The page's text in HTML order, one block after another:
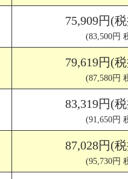
75,909円(
(83,500円
79,619円(
(87,580円
83,319円(
(91,650円
87,028円(
(95,730円